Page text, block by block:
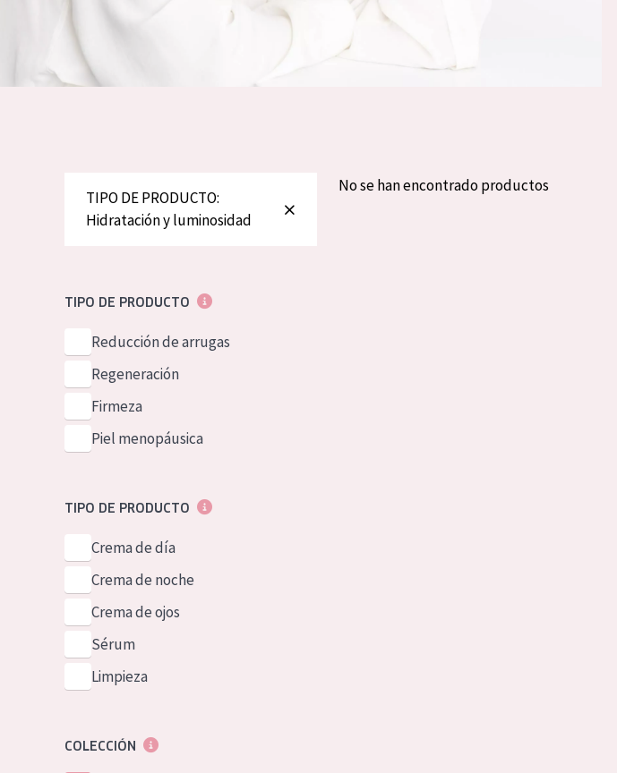
Piel normal y seca
Piel mixata o grasa
Spanish
Greek
TIPO DE PRODUCTO:
Hidratación y luminosidad
TIPO DE PRODUCTO
Reducción de arrugas
Regeneración
Firmeza
Piel menopáusica
TIPO DE PRODUCTO
Crema de día
Crema de noche
Crema de ojos
Sérum
Limpieza
COLECCIÓN
No se han encontrado productos